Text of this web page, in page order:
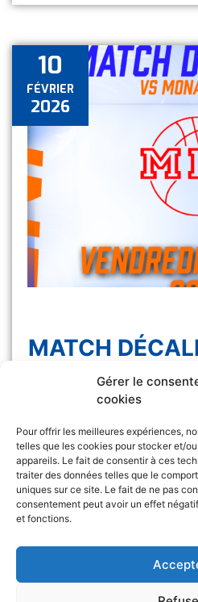
Gérer le
cookies
Pour offrir les meilleures expériences,
telles que les cookies pour stocker et/
appareils. Le fait de consentir à ces
traiter des données telles que le
uniques sur ce site. Le fait de ne pas
consentement peut avoir un effet
et fonctions.
10
FÉVRIER
2026
MATCH
Le match Les Félines vs
Retrouvez l’ASA sur